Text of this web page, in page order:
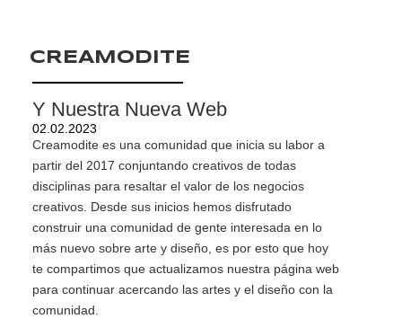
CREAMODITE
Y Nuestra Nueva Web
02.02.2023
Creamodite es una comunidad que inicia su labor a
partir del 2017 conjuntando creativos de todas
disciplinas para resaltar el valor de los negocios
creativos. Desde sus inicios hemos disfrutado
construir una comunidad de gente interesada en lo
más nuevo sobre arte y diseño, es por esto que hoy
te compartimos que actualizamos nuestra página web
para continuar acercando las artes y el diseño con la
comunidad.